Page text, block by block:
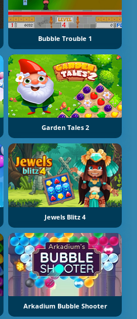
Bubble Trouble 1
Garden Tales 2
Jewels Blitz 4
Arkadium Bubble Shooter